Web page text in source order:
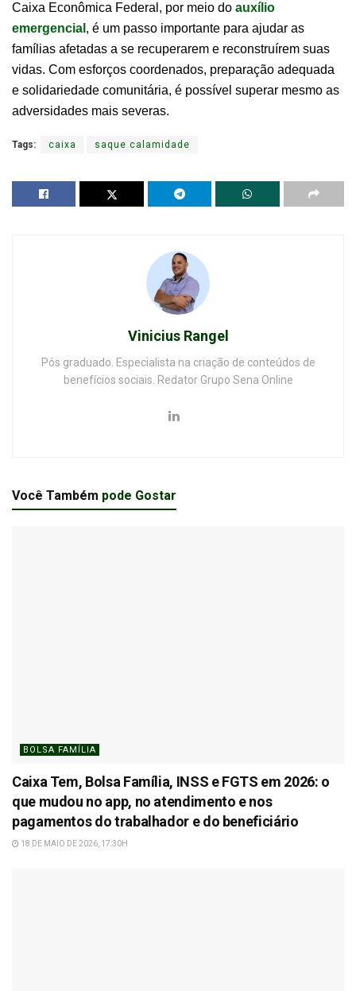
Caixa Econômica Federal, por meio do auxílio
emergencial , é um passo importante para ajudar as
famílias afetadas a se recuperarem e reconstruírem suas
vidas. Com esforços coordenados, preparação adequada
e solidariedade comunitária, é possível superar mesmo as
adversidades mais severas.
Tags: caixa saque calamidade
Vinicius Rangel
Pós graduado. Especialista na criação de conteúdos de
benefícios sociais. Redator Grupo Sena Online
Você Também pode Gostar
BOLSA FAMÍLIA
Caixa Tem, Bolsa Família, INSS e FGTS em 2026: o
que mudou no app, no atendimento e nos
pagamentos do trabalhador e do beneficiário
18 DE MAIO DE 2026, 17:30H